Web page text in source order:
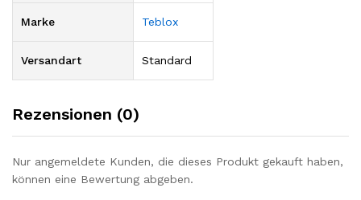
Marke Teblox
Versandart Standard
Rezensionen (0)
Nur angemeldete Kunden, die dieses Produkt gekauft haben,
können eine Bewertung abgeben.